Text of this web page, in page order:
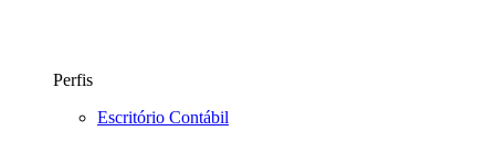
Perfis
Escritório Contábil